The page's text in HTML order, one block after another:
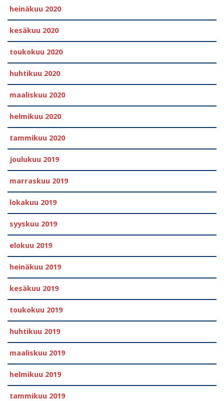
heinäkuu 2020
kesäkuu 2020
toukokuu 2020
huhtikuu 2020
maaliskuu 2020
helmikuu 2020
tammikuu 2020
joulukuu 2019
marraskuu 2019
lokakuu 2019
syyskuu 2019
elokuu 2019
heinäkuu 2019
kesäkuu 2019
toukokuu 2019
huhtikuu 2019
maaliskuu 2019
helmikuu 2019
tammikuu 2019